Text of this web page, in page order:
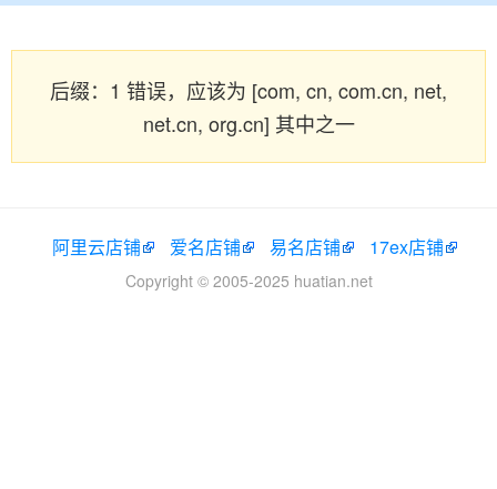
后缀：1 错误，应该为 [com, cn, com.cn, net,
net.cn, org.cn] 其中之一
阿里云店铺 爱名店铺 易名店铺 17ex店铺
Copyright © 2005-2025 huatian.net